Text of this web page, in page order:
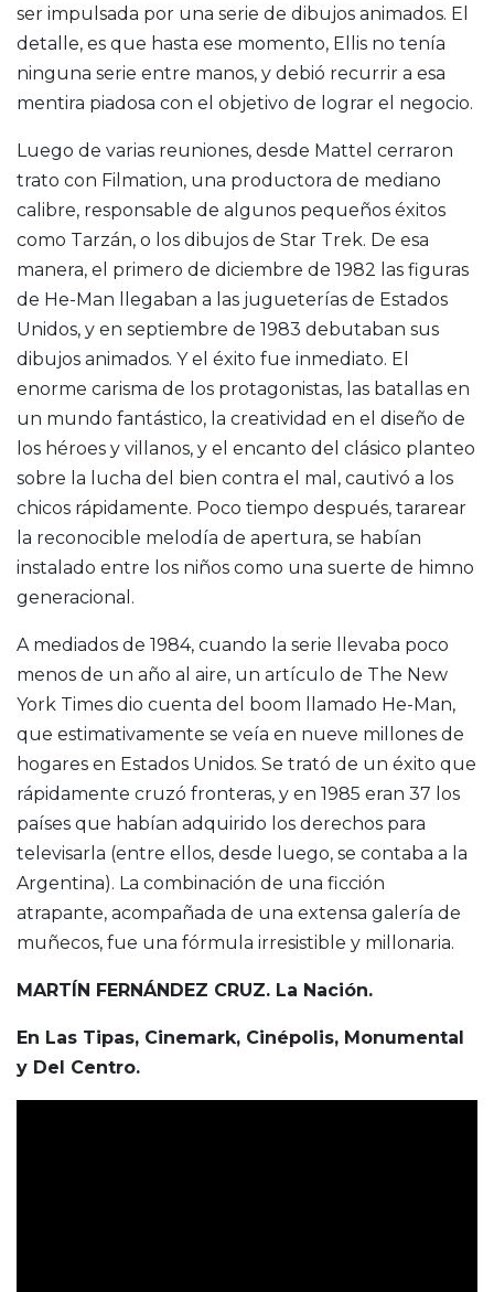
ser impulsada por una serie de dibujos animados. El
detalle, es que hasta ese momento, Ellis no tenía
ninguna serie entre manos, y debió recurrir a esa
mentira piadosa con el objetivo de lograr el negocio.
Luego de varias reuniones, desde Mattel cerraron
trato con Filmation, una productora de mediano
calibre, responsable de algunos pequeños éxitos
como Tarzán, o los dibujos de Star Trek. De esa
manera, el primero de diciembre de 1982 las figuras
de He-Man llegaban a las jugueterías de Estados
Unidos, y en septiembre de 1983 debutaban sus
dibujos animados. Y el éxito fue inmediato. El
enorme carisma de los protagonistas, las batallas en
un mundo fantástico, la creatividad en el diseño de
los héroes y villanos, y el encanto del clásico planteo
sobre la lucha del bien contra el mal, cautivó a los
chicos rápidamente. Poco tiempo después, tararear
la reconocible melodía de apertura, se habían
instalado entre los niños como una suerte de himno
generacional.
A mediados de 1984, cuando la serie llevaba poco
menos de un año al aire, un artículo de The New
York Times dio cuenta del boom llamado He-Man,
que estimativamente se veía en nueve millones de
hogares en Estados Unidos. Se trató de un éxito que
rápidamente cruzó fronteras, y en 1985 eran 37 los
países que habían adquirido los derechos para
televisarla (entre ellos, desde luego, se contaba a la
Argentina). La combinación de una ficción
atrapante, acompañada de una extensa galería de
muñecos, fue una fórmula irresistible y millonaria.
MARTÍN FERNÁNDEZ CRUZ. La Nación.
En Las Tipas, Cinemark, Cinépolis, Monumental
y Del Centro.